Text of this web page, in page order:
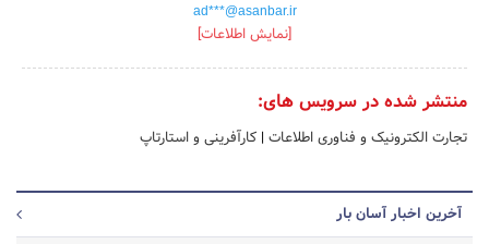
ad***@asanbar.ir
[نمایش اطلاعات]
منتشر شده در سرویس های:
تجارت الکترونیک و فناوری اطلاعات | کارآفرینی و استارتاپ
آخرین اخبار آسان بار